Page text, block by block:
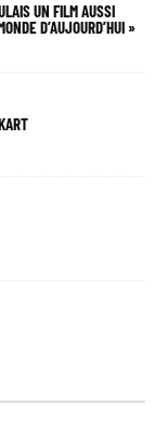
UN FILM AUSSI
D’AUJOURD’HUI »